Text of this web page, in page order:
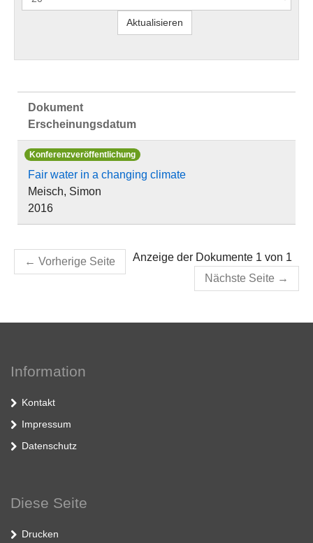
Dokument
Erscheinungsdatum
Konferenzveröffentlichung
Fair water in a changing climate
Meisch, Simon
2016
← Vorherige Seite
Anzeige der Dokumente 1 von 1
Nächste Seite →
Information
Kontakt
Impressum
Datenschutz
Diese Seite
Drucken